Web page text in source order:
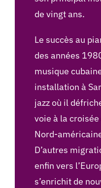
de vingt ans.
Le succès au
des années
musique
installation à
jazz où il
voie à la
Nord-
D’autres
enfin vers
s’enrichit de